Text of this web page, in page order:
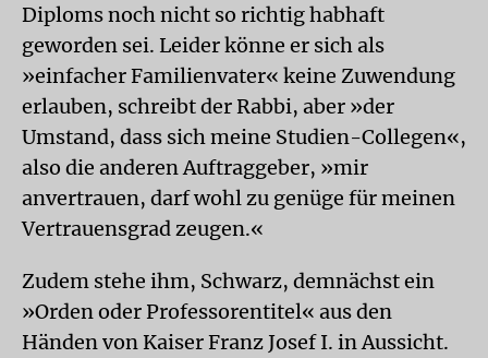
Diploms noch nicht so richtig habhaft
geworden sei. Leider könne er sich als
»einfacher Familienvater« keine Zuwendung
erlauben, schreibt der Rabbi, aber »der
Umstand, dass sich meine Studien-Collegen«,
also die anderen Auftraggeber, »mir
anvertrauen, darf wohl zu genüge für meinen
Vertrauensgrad zeugen.«
Zudem stehe ihm, Schwarz, demnächst ein
»Orden oder Professorentitel« aus den
Händen von Kaiser Franz Josef I. in Aussicht.